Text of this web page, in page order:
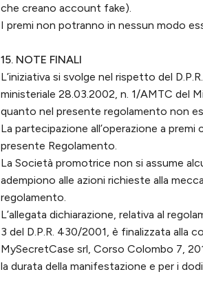
che creano account fake).
I premi non potranno in nessun modo
15. NOTE FINALI
L’iniziativa si svolge nel rispetto del
ministeriale 28.03.2002, n. 1/AMTC del
quanto nel presente regolamento non
La partecipazione all’operazione a
presente Regolamento.
La Società promotrice non si assume
adempiono alle azioni richieste alla
regolamento.
L’allegata dichiarazione, relativa al
3 del D.P.R. 430/2001, è finalizzata alla
MySecretCase srl, Corso Colombo 7,
la durata della manifestazione e per i